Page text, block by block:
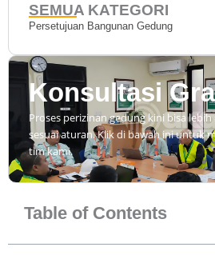
SEMUA KATEGORI
Persetujuan Bangunan Gedung
Konsultasi
Proses perizinan gedung kini bisa
sesuai aturan. Klik di bawah ini untuk
tim kami.
Table of Contents